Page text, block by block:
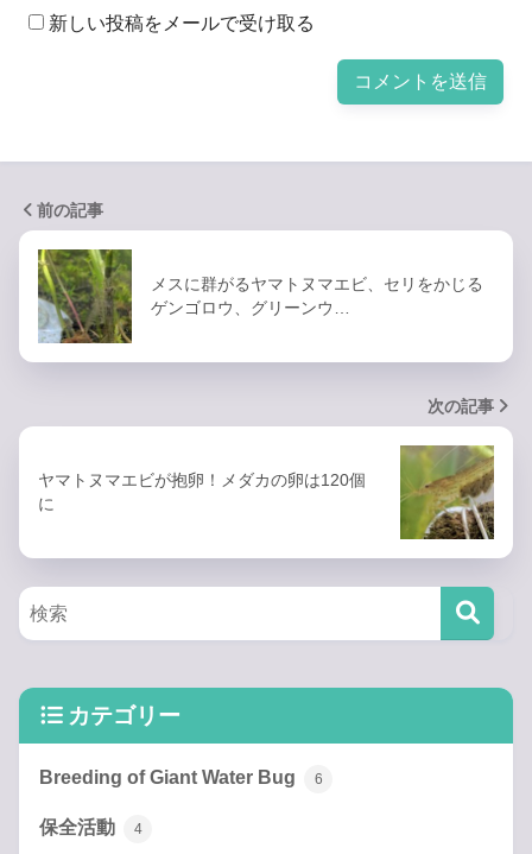
新しい投稿をメールで受け取る
前の記事
メスに群がるヤマトヌマエビ、セリをかじる
ゲンゴロウ、グリーンウ…
次の記事
ヤマトヌマエビが抱卵！メダカの卵は120個
に
カテゴリー
Breeding of Giant Water Bug 6
保全活動 4